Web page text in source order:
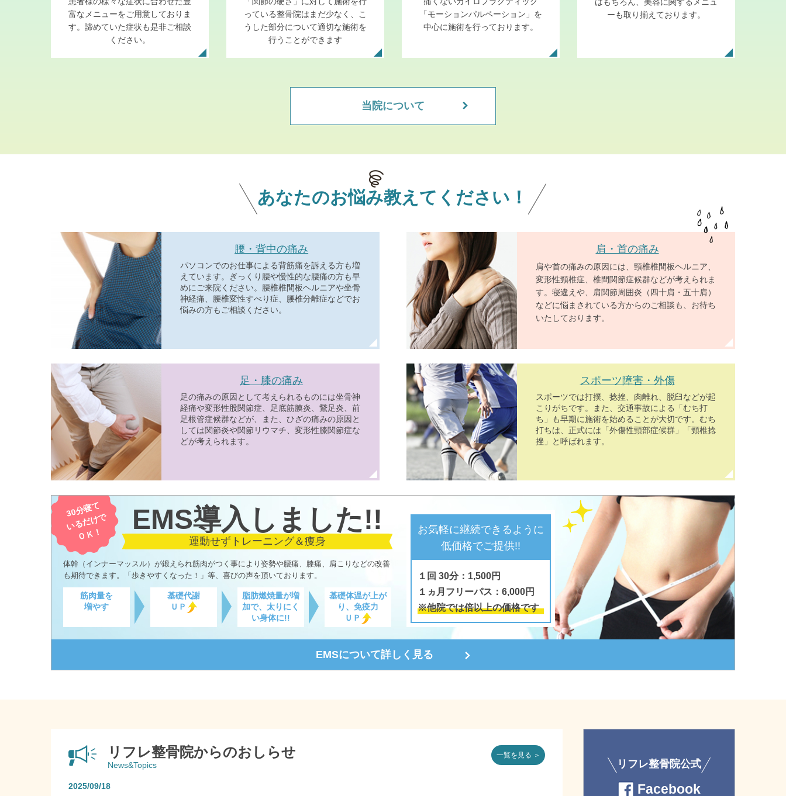
富なメニューをご用意しておりま
す。諦めていた症状も是非ご相談
ください。
っている整骨院はまだ少なく、こ
うした部分について適切な施術を
行うことができます
「モーションパルペーション」を
中心に施術を行っております。
ーも取り揃えております。
当院について
あなたのお悩み教えてください！
腰・背中の痛み
パソコンでのお仕事による背筋痛を訴える方も増
えています。ぎっくり腰や慢性的な腰痛の方も早
めにご来院ください。腰椎椎間板ヘルニアや坐骨
神経痛、腰椎変性すべり症、腰椎分離症などでお
悩みの方もご相談ください。
肩・首の痛み
肩や首の痛みの原因には、頸椎椎間板ヘルニア、
変形性頸椎症、椎間関節症候群などが考えられま
す。寝違えや、肩関節周囲炎（四十肩・五十肩）
などに悩まされている方からのご相談も、お待ち
いたしております。
足・膝の痛み
足の痛みの原因として考えられるものには坐骨神
経痛や変形性股関節症、足底筋膜炎、鵞足炎、前
足根管症候群などが、また、ひざの痛みの原因と
しては関節炎や関節リウマチ、変形性膝関節症な
どが考えられます。
スポーツ障害・外傷
スポーツでは打撲、捻挫、肉離れ、脱臼などが起
こりがちです。また、交通事故による「むち打
ち」も早期に施術を始めることが大切です。むち
打ちは、正式には「外傷性頸部症候群」「頸椎捻
挫」と呼ばれます。
30分寝て
いるだけで
ＯＫ！ EMS導入しました!!
運動せずトレーニング＆痩身
体幹（インナーマッスル）が鍛えられ筋肉がつく事により姿勢や腰痛、膝痛、肩こりなどの改善
も期待できます。「歩きやすくなった！」等、喜びの声を頂いております。
筋肉量を
増やす
基礎代謝
ＵＰ
脂肪燃焼量が増
加で、太りにく
い身体に!!
基礎体温が上が
り、免疫力
ＵＰ
お気軽に継続できるように
低価格でご提供!!
１回 30分：1,500円
１ヵ月フリーパス：6,000円
※他院では倍以上の価格です
EMSについて詳しく見る
リフレ整骨院からのおしらせ
News&Topics
一覧を見る ＞
2025/09/18
リフレ整骨院公式
Facebook